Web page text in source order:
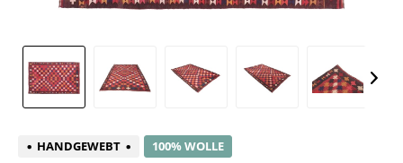
HANDGEWEBT 100% WOLLE